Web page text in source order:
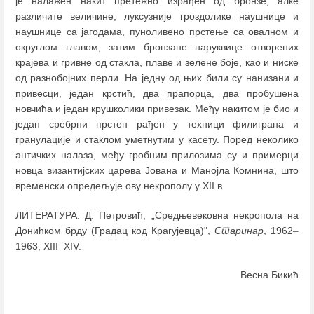
различите величине, луксузније гроздолике наушнице и
наушнице са јагодама, пуноливено прстење са овалном и
округлом главом, затим бронзане наруквице отворених
крајева и гривне од стакла, плаве и зелене боје, као и ниске
од разнобојних перли. На једну од њих били су нанизани и
привесци, један крстић, два прапорца, два пробушена
новчића и један крушколики привезак. Међу накитом је био и
један сребрни прстен рађен у техници филиграна и
гранулације и стаклом уметнутим у касету. Поред неколико
античких налаза, међу гробним прилозима су и примерци
новца византијских царева Јована и Манојла Комнина, што
временски опредељује ову некрополу у XII в.
ЛИТЕРАТУРА: Д. Петровић, „Средњевековна некропола на
Донићком брду (Градац код Крагујевца)", Старинар , 1962–
1963, XIII–XIV.
Весна Бикић